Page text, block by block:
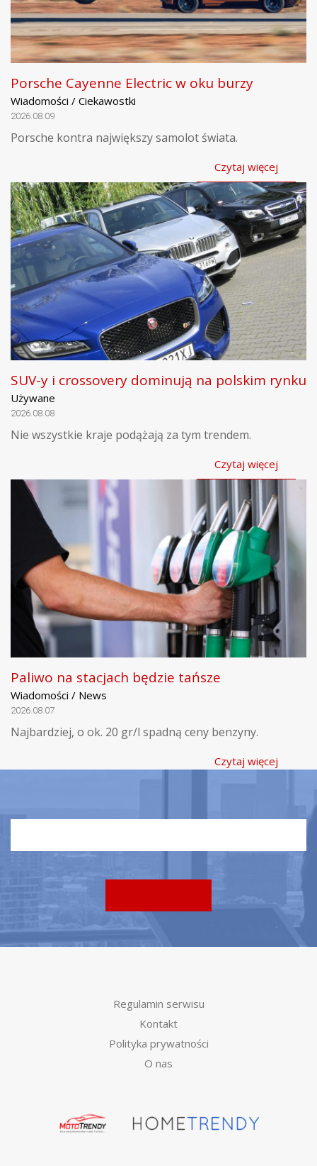
Porsche Cayenne Electric w oku burzy
Wiadomości / Ciekawostki
2026.08.09
Porsche kontra największy samolot świata.
Czytaj więcej
SUV-y i crossovery dominują na polskim rynku
Używane
2026.08.08
Nie wszystkie kraje podążają za tym trendem.
Czytaj więcej
Paliwo na stacjach będzie tańsze
Wiadomości / News
2026.08.07
Najbardziej, o ok. 20 gr/l spadną ceny benzyny.
Czytaj więcej
Regulamin serwisu
Kontakt
Polityka prywatności
O nas